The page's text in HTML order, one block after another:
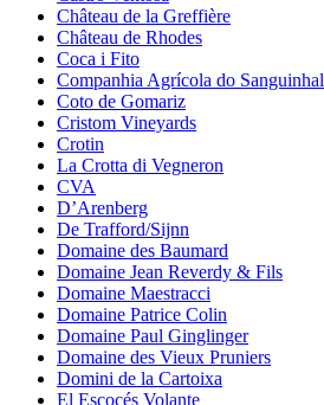
Château de la Greffière
Château de Rhodes
Coca i Fito
Companhia Agrícola do Sanguinhal
Coto de Gomariz
Cristom Vineyards
Crotin
La Crotta di Vegneron
CVA
D’Arenberg
De Trafford/Sijnn
Domaine des Baumard
Domaine Jean Reverdy & Fils
Domaine Maestracci
Domaine Patrice Colin
Domaine Paul Ginglinger
Domaine des Vieux Pruniers
Domini de la Cartoixa
El Escocés Volante